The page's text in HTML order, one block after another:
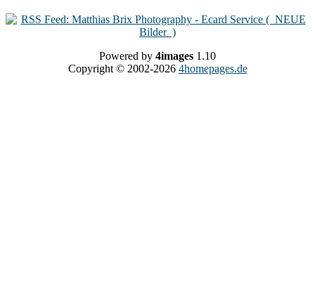
Powered by 4images 1.10
Copyright © 2002-2026 4homepages.de